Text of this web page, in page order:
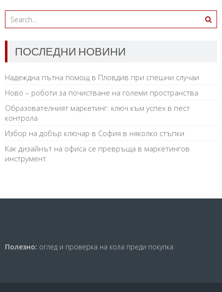
ПОСЛЕДНИ НОВИНИ
Надеждна пътна помощ в Пловдив при спешни случаи
Ново – роботи за почистване на големи пространства
Образователният маркетинг: ключ към успех в пест
контрола
Избор на добър ключар в София в няколко стъпки
Как дизайнът на офиса се превръща в маркетингов
инструмент
Полезно: оглед и проверка на кола преди покупка